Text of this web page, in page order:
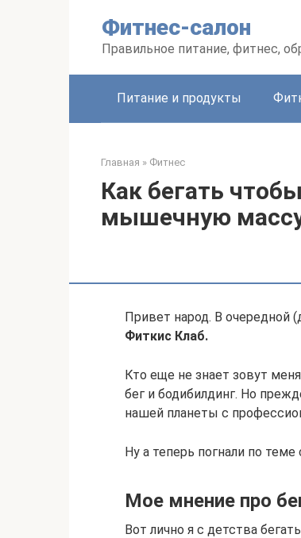
Фитнес-салон
Правильное питание, фитнес,
Питание и продукты
Главная » Фитнес
Как бегать
мышечную
Привет народ. В очередной
Фиткис Клаб.
Кто еще не знает зовут
бег и бодибилдинг. Но
нашей планеты с
Ну а теперь погнали по
Мое мнение про
Вот лично я с детства